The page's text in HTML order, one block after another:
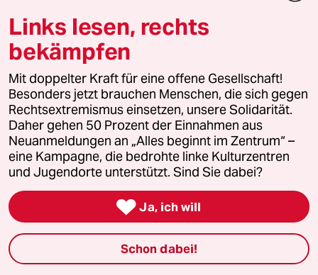
es darin auch gar nicht
.
Dass Putin die Anweisung zu den
Beschneidungen gab/gibt, glaube ich
zunächst nicht. Auch nicht dass er
„diesen Typen“ direkt unterstützt.
Allerdings: Wenn die öffentlich
geäußerten Ansichten dieses Muftis
den Putinschen Ambitionen
zuwiderliefen, wäre er ganz schnell
weg vom Fenster, wie all jene
Oppositionellen, die Putin als seine
Gegner ausgemacht hat. Und auf gar
keinen Fall wäre etwas davon in
„SputnikNews“ gelandet, noch dazu
ohne kritischen Kommentar!
Links lesen, rechts
bekämpfen
Mit doppelter Kraft für eine offene Gesellschaft!
Besonders jetzt brauchen Menschen, die sich gegen
Rechtsextremismus einsetzen, unsere Solidarität.
Daher gehen 50 Prozent der Einnahmen aus
Neuanmeldungen an „Alles beginnt im Zentrum“ –
eine Kampagne, die bedrohte linke Kulturzentren
und Jugendorte unterstützt. Sind Sie dabei?
 Ja, ich will
Schon dabei!